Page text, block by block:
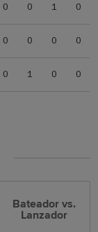
0 0 1 0
0 0 0 0
0 1 0 0
Bateador vs.
Lanzador